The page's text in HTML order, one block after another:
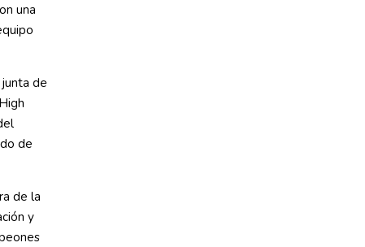
una
de
de
de la
y